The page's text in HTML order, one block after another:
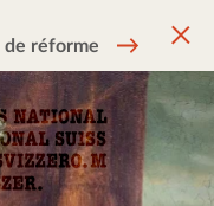
de réforme